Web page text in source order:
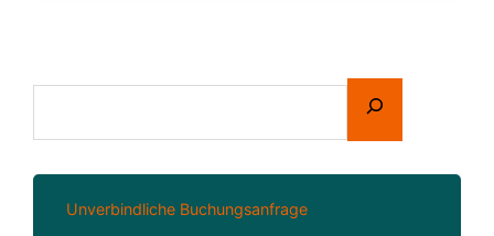
Unverbindliche Buchungsanfrage